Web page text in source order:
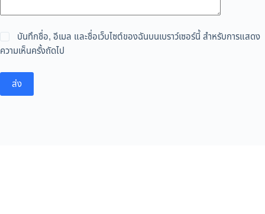
บันทึกชื่อ, อีเมล และชื่อเว็บไซต์ของฉันบนเบราว์เซอร์นี้ สำหรับการแสดง
ความเห็นครั้งถัดไป
ส่ง